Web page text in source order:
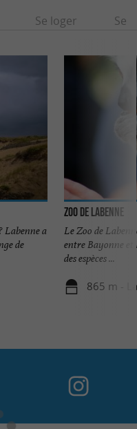
Se loger Se
Labenne a
de
Zoo de Labenne
Le Zoo de
entre Bayonne et
des espèces ...
865 m -